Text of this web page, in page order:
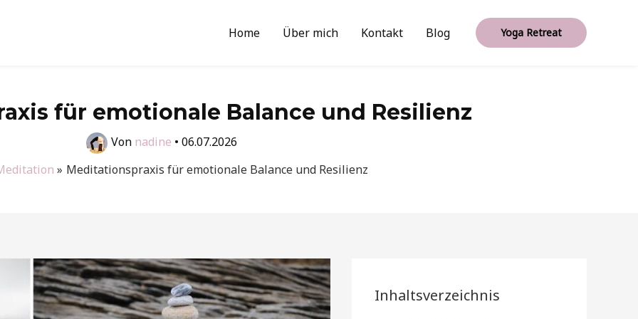
Home Über mich Kontakt Blog Yoga Retreat
für emotionale Balance und Resilienz
Von nadine • 06.07.2026
Meditationspraxis für emotionale Balance und Resilienz
Inhaltsverzeichnis